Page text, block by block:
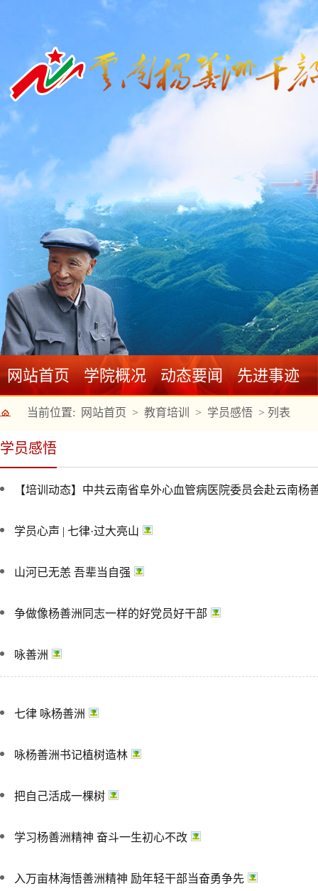
网站首页 学院概况 动态要闻 先进事迹
当前位置: 网站首页 > 教育培训 > 学员感悟 > 列表
学员感悟
【培训动态】中共云南省阜外心血管病医院委员会赴云南
学员心声 | 七律·过大亮山
山河已无恙 吾辈当自强
争做像杨善洲同志一样的好党员好干部
咏善洲
七律 咏杨善洲
咏杨善洲书记植树造林
把自己活成一棵树
学习杨善洲精神 奋斗一生初心不改
入万亩林海悟善洲精神 励年轻干部当奋勇争先